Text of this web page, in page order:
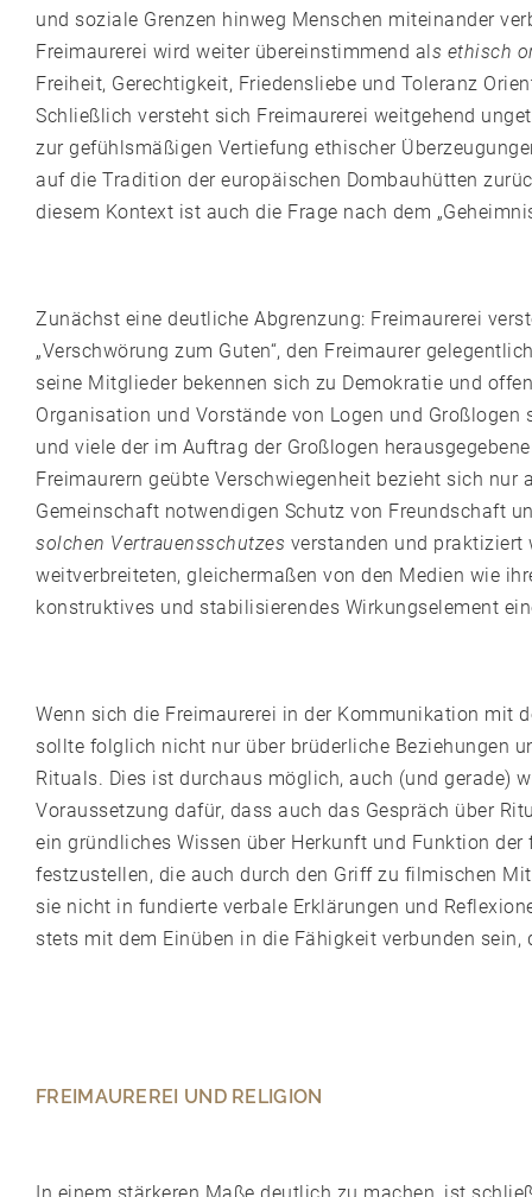
und soziale Grenzen hinweg Menschen miteinander
Freimaurerei wird weiter übereinstimmend als ethisch
Freiheit, Gerechtigkeit, Friedensliebe und Toleranz
Schließlich versteht sich Freimaurerei weitgehend
zur gefühlsmäßigen Vertiefung ethischer
auf die Tradition der europäischen Dombauhütten
diesem Kontext ist auch die Frage nach dem
Zunächst eine deutliche Abgrenzung: Freimaurerei
„Verschwörung zum Guten“, den Freimaurer
seine Mitglieder bekennen sich zu Demokratie und
Organisation und Vorstände von Logen und
und viele der im Auftrag der Großlogen
Freimaurern geübte Verschwiegenheit bezieht sich
Gemeinschaft notwendigen Schutz von Freundschaft
solchen Vertrauensschutzes verstanden und praktiziert
weitverbreiteten, gleichermaßen von den Medien wie
konstruktives und stabilisierendes Wirkungselement
Wenn sich die Freimaurerei in der Kommunikation mit
sollte folglich nicht nur über brüderliche Beziehungen
Rituals. Dies ist durchaus möglich, auch (und gerade)
Voraussetzung dafür, dass auch das Gespräch über
ein gründliches Wissen über Herkunft und Funktion
festzustellen, die auch durch den Griff zu filmischen
sie nicht in fundierte verbale Erklärungen und
stets mit dem Einüben in die Fähigkeit verbunden
FREIMAUREREI UND RELIGION
In einem stärkeren Maße deutlich zu machen, ist